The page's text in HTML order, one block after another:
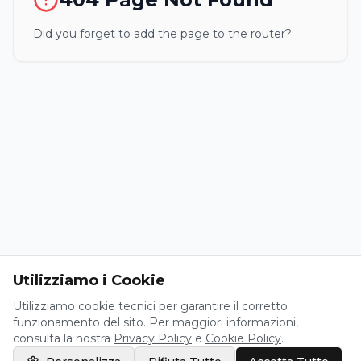
Did you forget to add the page to the router?
Utilizziamo i Cookie
Utilizziamo cookie tecnici per garantire il corretto
funzionamento del sito. Per maggiori informazioni,
consulta la nostra Privacy Policy e Cookie Policy.